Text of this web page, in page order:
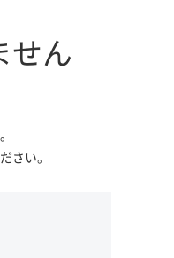
せん
さい。